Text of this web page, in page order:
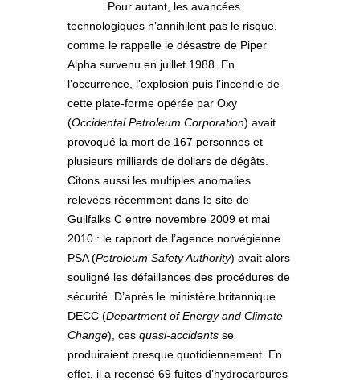
Pour autant, les avancées
technologiques n’annihilent pas le risque,
comme le rappelle le désastre de Piper
Alpha survenu en juillet 1988. En
l’occurrence, l’explosion puis l’incendie de
cette plate-forme opérée par Oxy
(Occidental Petroleum Corporation) avait
provoqué la mort de 167 personnes et
plusieurs milliards de dollars de dégâts.
Citons aussi les multiples anomalies
relevées récemment dans le site de
Gullfalks C entre novembre 2009 et mai
2010 : le rapport de l’agence norvégienne
PSA (Petroleum Safety Authority) avait alors
souligné les défaillances des procédures de
sécurité. D’après le ministère britannique
DECC (Department of Energy and Climate
Change), ces quasi-accidents se
produiraient presque quotidiennement. En
effet, il a recensé 69 fuites d’hydrocarbures